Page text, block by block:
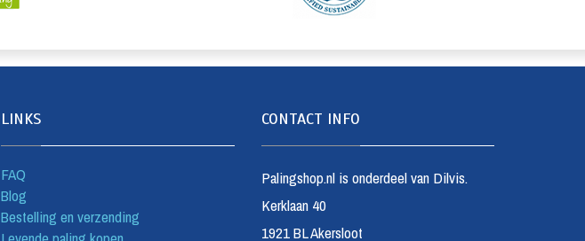
LINKS
FAQ
Blog
Bestelling en verzending
CONTACT INFO
Palingshop.nl is onderdeel van Dilvis.
Kerklaan 40
1921 BL Akersloot